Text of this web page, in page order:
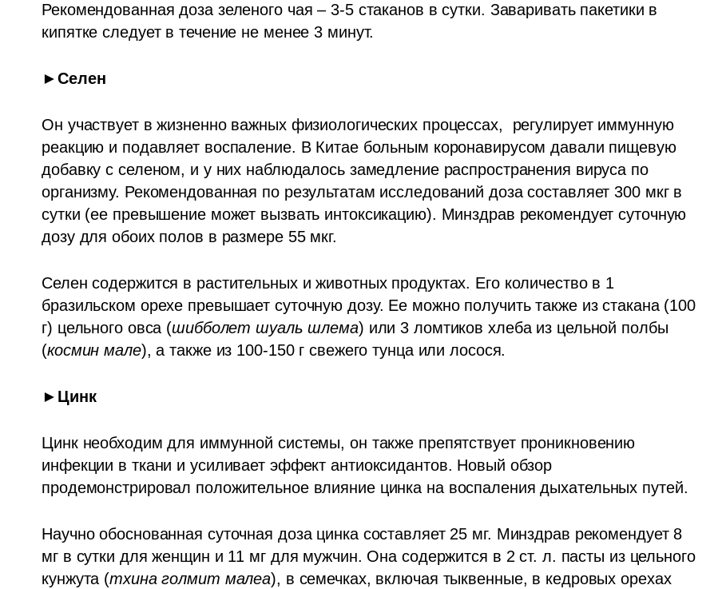
Рекомендованная доза зеленого чая – 3-5 стаканов в сутки. Заваривать пакетики в
кипятке следует в течение не менее 3 минут.
►Селен
Он участвует в жизненно важных физиологических процессах,  регулирует иммунную
реакцию и подавляет воспаление. В Китае больным коронавирусом давали пищевую
добавку с селеном, и у них наблюдалось замедление распространения вируса по
организму. Рекомендованная по результатам исследований доза составляет 300 мкг в
сутки (ее превышение может вызвать интоксикацию). Минздрав рекомендует суточную
дозу для обоих полов в размере 55 мкг.
Селен содержится в растительных и животных продуктах. Его количество в 1
бразильском орехе превышает суточную дозу. Ее можно получить также из стакана (100
г) цельного овса (шибболет шуаль шлема) или 3 ломтиков хлеба из цельной полбы
(космин мале), а также из 100-150 г свежего тунца или лосося.
►Цинк
Цинк необходим для иммунной системы, он также препятствует проникновению
инфекции в ткани и усиливает эффект антиоксидантов. Новый обзор
продемонстрировал положительное влияние цинка на воспаления дыхательных путей.
Научно обоснованная суточная доза цинка составляет 25 мг. Минздрав рекомендует 8
мг в сутки для женщин и 11 мг для мужчин. Она содержится в 2 ст. л. пасты из цельного
кунжута (тхина голмит малеа), в семечках, включая тыквенные, в кедровых орехах